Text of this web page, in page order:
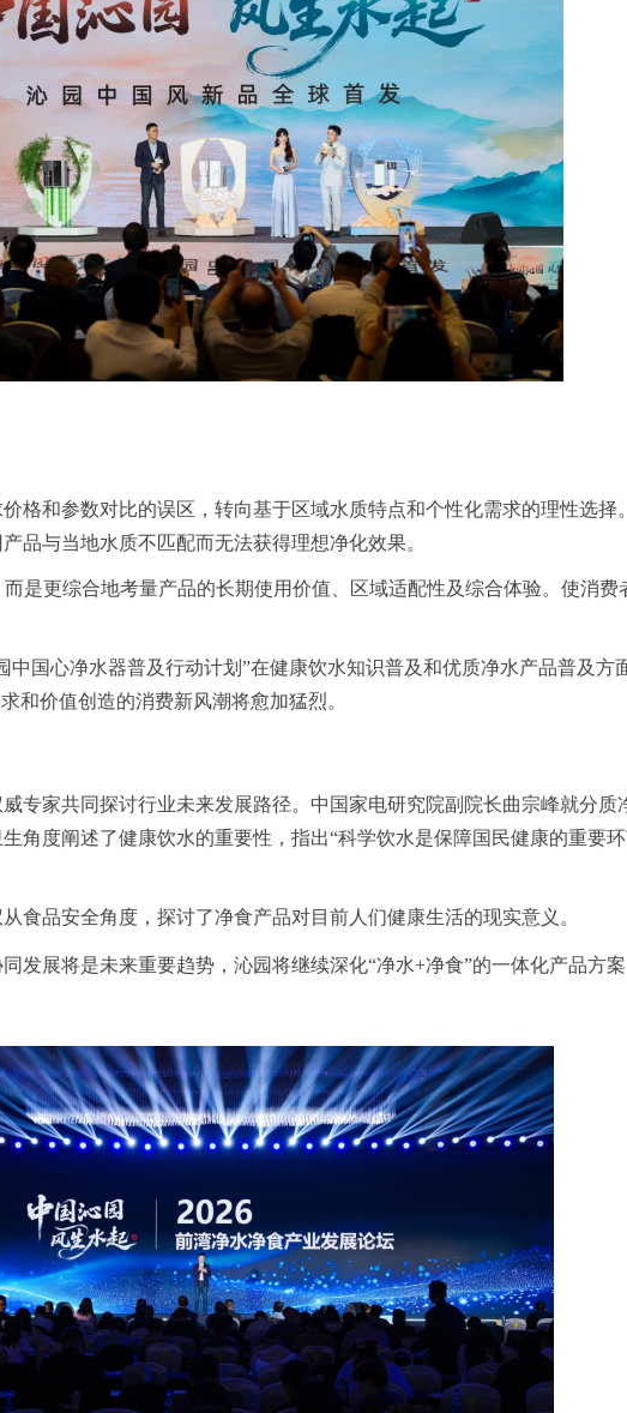
价格和参数对比的误区，转向基于区域水质特点和个性化需求的理性选择
品与当地水质不匹配而无法获得理想净化效果。
而是更综合地考量产品的长期使用价值、区域适配性及综合体验。使消费
中国心净水器普及行动计划 ”在健康饮水知识普及和优质净水产品普及
和价值创造的消费新风潮将愈加猛烈。
威专家共同探讨行业未来发展路径。中国家电研究院副院长曲宗峰就分质
角度阐述了健康饮水的重要性，指出“科学饮水是保障国民健康的重要
从食品安全角度 ，探讨了净食产品对目前人们健康生活的现实意义。
发展将是未来重要趋势， 沁园将继续深化“净水+净食”的一体化产品方案